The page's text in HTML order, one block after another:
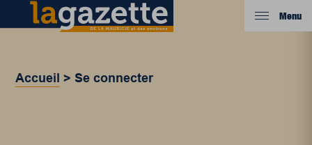
Menu
Accueil >Se connecter